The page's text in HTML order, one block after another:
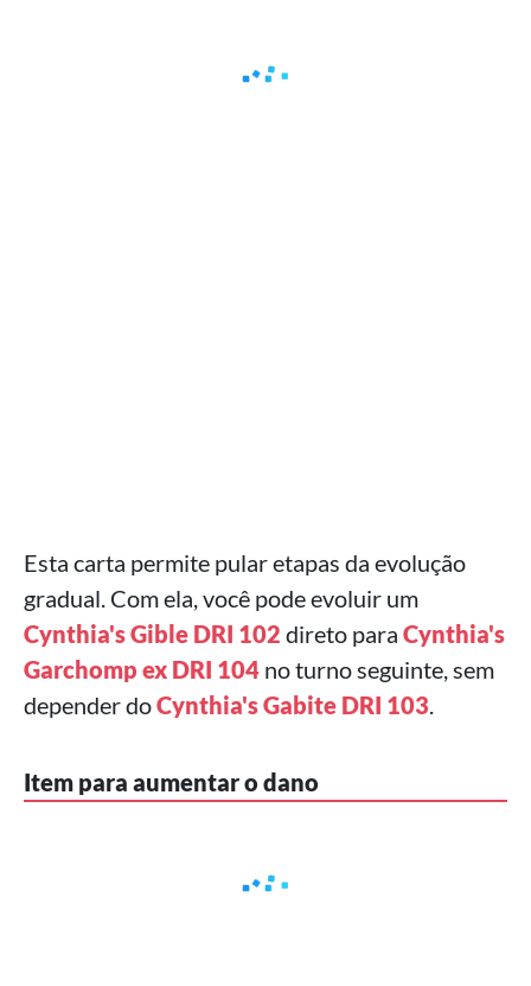
Esta carta permite pular etapas da evolução
gradual. Com ela, você pode evoluir um
Cynthia's Gible DRI 102 direto para Cynthia's
Garchomp ex DRI 104 no turno seguinte, sem
depender doCynthia's Gabite DRI 103.
Item para aumentar o dano